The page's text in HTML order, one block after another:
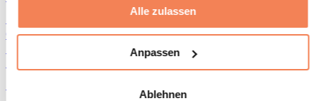
Ablehnen“ klicken, werden nur
„notwendige“ Cookies gesetzt, welche für den Betrieb der
Webseite erforderlich sind. Sie können auch eine
Alle zulassen
Anpassen
Ablehnen
Grüne Superfoods